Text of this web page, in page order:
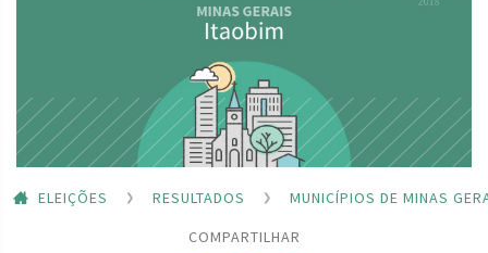
ELEIÇÕES RESULTADOS
MUNICÍPIOS DE MINAS
COMPARTILHAR